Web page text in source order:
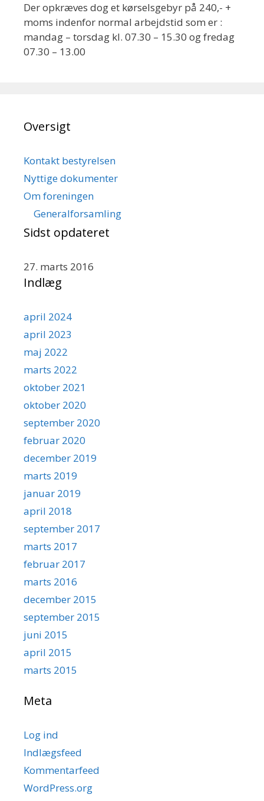
Der opkræves dog et kørselsgebyr på 240,- +
moms indenfor normal arbejdstid som er :
mandag – torsdag kl. 07.30 – 15.30 og fredag
07.30 – 13.00
Oversigt
Kontakt bestyrelsen
Nyttige dokumenter
Om foreningen
Generalforsamling
Sidst opdateret
27. marts 2016
Indlæg
april 2024
april 2023
maj 2022
marts 2022
oktober 2021
oktober 2020
september 2020
februar 2020
december 2019
marts 2019
januar 2019
april 2018
september 2017
marts 2017
februar 2017
marts 2016
december 2015
september 2015
juni 2015
april 2015
marts 2015
Meta
Log ind
Indlægsfeed
Kommentarfeed
WordPress.org